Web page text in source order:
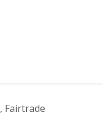
Fairtrade